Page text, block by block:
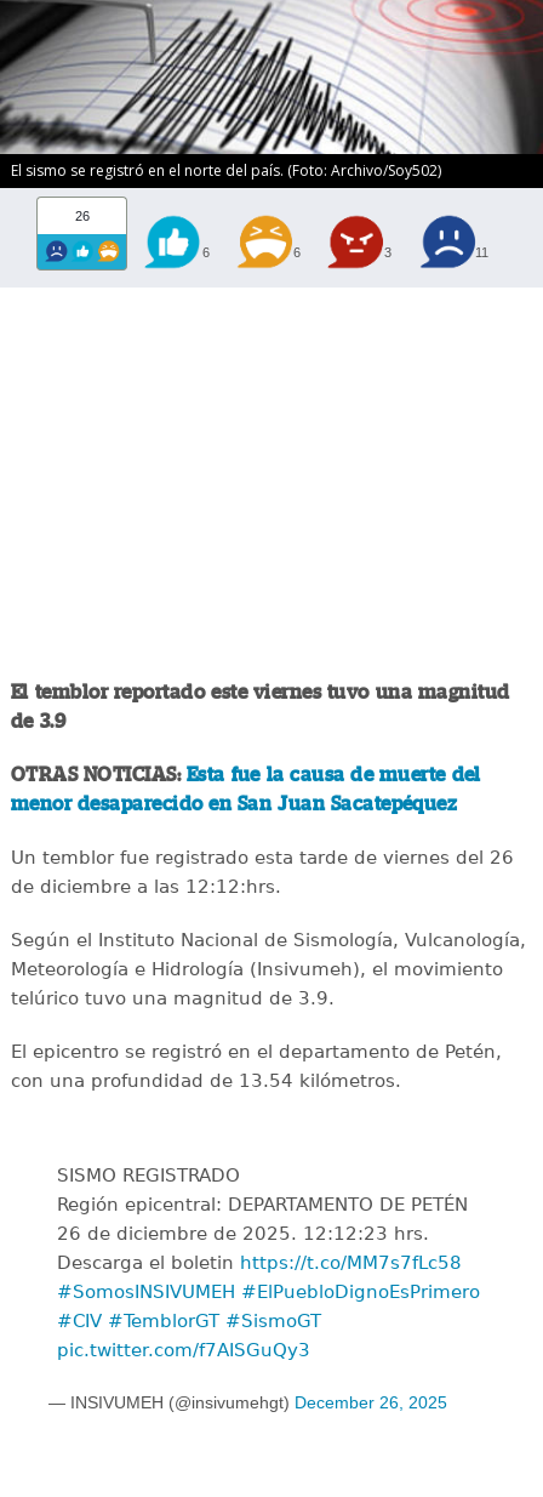
El sismo se registró en el norte del país. (Foto: Archivo/Soy502)
26
6 6 3 11
El temblor reportado este viernes tuvo una magnitud
de 3.9
OTRAS NOTICIAS: Esta fue la causa de muerte del
menor desaparecido en San Juan Sacatepéquez
Un temblor fue registrado esta tarde de viernes del 26
de diciembre a las 12:12:hrs.
Según el Instituto Nacional de Sismología, Vulcanología,
Meteorología e Hidrología (Insivumeh), el movimiento
telúrico tuvo una magnitud de 3.9.
El epicentro se registró en el departamento de Petén,
con una profundidad de 13.54 kilómetros.
SISMO REGISTRADO
Región epicentral: DEPARTAMENTO DE PETÉN
26 de diciembre de 2025. 12:12:23 hrs.
Descarga el boletin https://t.co/MM7s7fLc58
#SomosINSIVUMEH #ElPuebloDignoEsPrimero
#CIV #TemblorGT #SismoGT
pic.twitter.com/f7AISGuQy3
— INSIVUMEH (@insivumehgt) December 26, 2025